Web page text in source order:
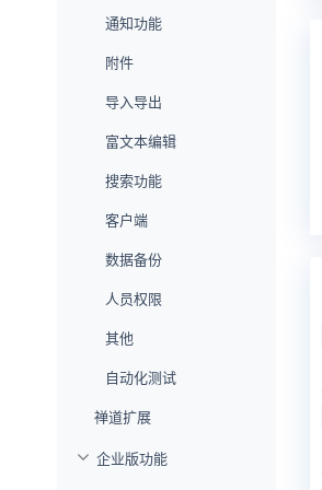
通知功能
附件
导入导出
富文本编辑
搜索功能
客户端
数据备份
人员权限
其他
自动化测试
禅道扩展
企业版功能